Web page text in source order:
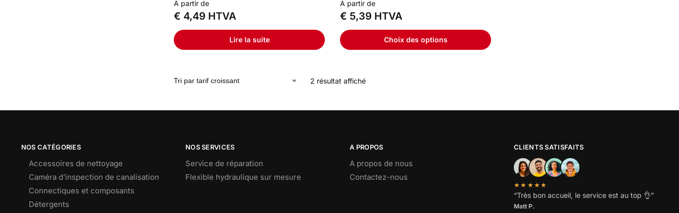
À partir de
€ 4,49 HTVA
Lire la suite
À partir de
€ 5,39 HTVA
Choix des options
2 résultat affiché
NOS CATÉGORIES
Accessoires de nettoyage
Caméra d’inspection de canalisation
Connectiques et composants
Détergents
NOS SERVICES
Service de réparation
Flexible hydraulique sur mesure
A PROPOS
A propos de nous
Contactez-nous
CLIENTS SATISFAITS
★★★★★
“Très bon accueil, le service est au top 👌”
Matt P.